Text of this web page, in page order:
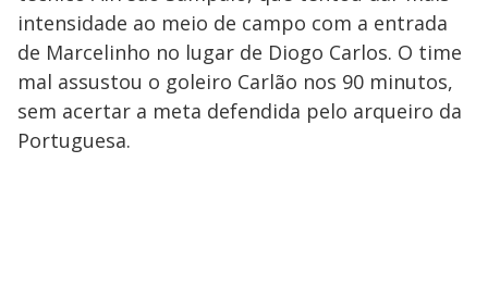
intensidade ao meio de campo com a entrada
de Marcelinho no lugar de Diogo Carlos. O time
mal assustou o goleiro Carlão nos 90 minutos,
sem acertar a meta defendida pelo arqueiro da
Portuguesa.